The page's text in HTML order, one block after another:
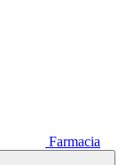
Farmacia